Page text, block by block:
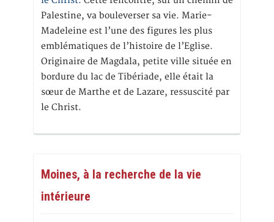
Palestine, va bouleverser sa vie. Marie-
Madeleine est l’une des figures les plus
emblématiques de l’histoire de l’Eglise.
Originaire de Magdala, petite ville située en
bordure du lac de Tibériade, elle était la
sœur de Marthe et de Lazare, ressuscité par
le Christ.
Moines, à la recherche de la vie
intérieure